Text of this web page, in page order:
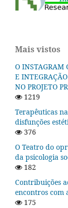
Mais vistos
O INSTAGRAM
E
NO PROJETO
1219
Terapêuticas
disfunções
376
O Teatro do
da psicologia
182
Contribuições
encontros com
175